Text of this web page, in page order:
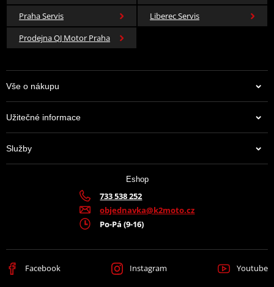
Praha Servis
Liberec Servis
Prodejna QJ Motor Praha
Vše o nákupu
Užitečné informace
Služby
Eshop
733 538 252
objednavka@k2moto.cz
Po-Pá (9-16)
Facebook Instagram Youtube